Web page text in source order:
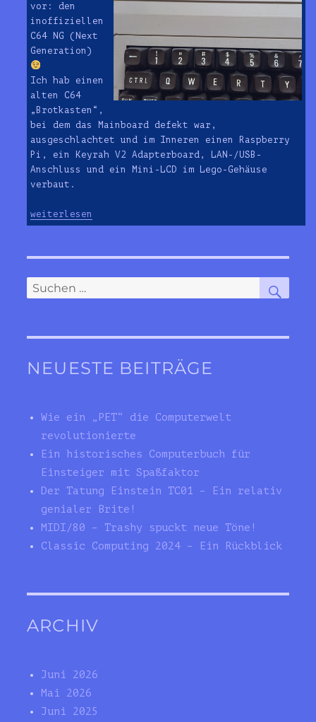
vor: den
inoffiziellen
C64 NG (Next
Generation)
Ich hab einen
alten C64
„Brotkasten“,
bei dem das Mainboard defekt war,
ausgeschlachtet und im Inneren einen Raspberry
Pi, ein Keyrah V2 Adapterboard, LAN-/USB-
Anschluss und ein Mini-LCD im Lego-Gehäuse
verbaut.
„C64 Umbau mit Raspberry Pi, Keyrah und Mini-LCD im
weiterlesen
Suchen
NEUESTE BEITRÄGE
Wie ein „PET“ die Computerwelt
revolutionierte
Ein historisches Computerbuch für
Einsteiger mit Spaßfaktor
Der Tatung Einstein TC01 – Ein relativ
genialer Brite!
MIDI/80 – Trashy spuckt neue Töne!
Classic Computing 2024 – Ein Rückblick
ARCHIV
Juni 2026
Mai 2026
Juni 2025